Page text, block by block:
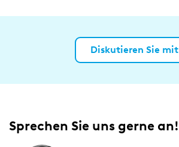
Diskutieren Sie mit
Sprechen Sie uns gerne an!